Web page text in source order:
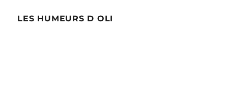
LES HUMEURS D OLI